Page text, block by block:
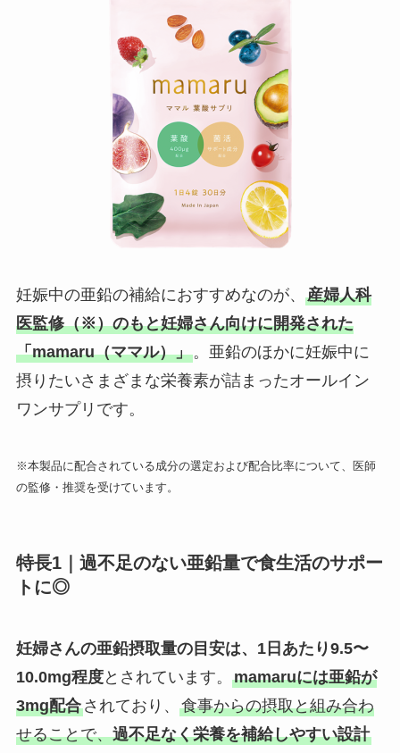
妊娠中の亜鉛の補給におすすめなのが、 産婦人科
医監修（※）のもと妊婦さん向けに開発された
「mamaru（ママル）」。亜鉛のほかに妊娠中に
摂りたいさまざまな栄養素が詰まったオールイン
ワンサプリです。
※本製品に配合されている成分の選定および配合比率について、医師
の監修・推奨を受けています。
特長1｜過不足のない亜鉛量で食生活のサポー
トに◎
妊婦さんの亜鉛摂取量の目安は、1日あたり9.5〜
10.0mg程度とされています。 mamaruには亜鉛が
3mg配合されており、 食事からの摂取と組み合わ
せることで、過不足なく栄養を補給しやすい設計